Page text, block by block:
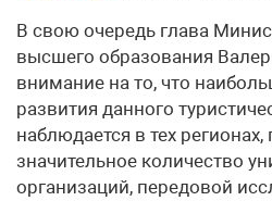
В свою очередь глава
высшего образования
внимание на то, что
развития данного
наблюдается в тех регионах,
значительное количество
организаций, передовой